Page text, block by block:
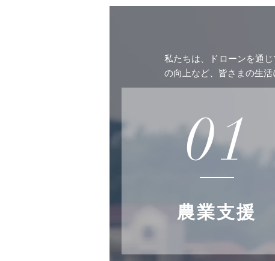
私たちは、ドローンを通
の向上など、皆さまの生活
01
農業支援